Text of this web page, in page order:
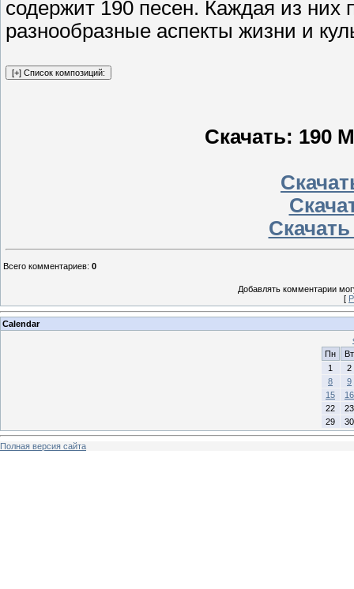
содержит 190 песен. Каждая из них
разнообразные аспекты жизни и
Скачать: 190
Всего комментариев: 0
Добавлять комментарии
[
Calendar
Пн
Вт
1
2
8
9
15
16
22
23
29
30
Полная версия сайта